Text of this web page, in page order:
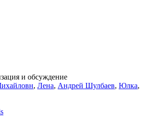
и обсуждение
, Лена, Андрей Шулбаев, Юлка,